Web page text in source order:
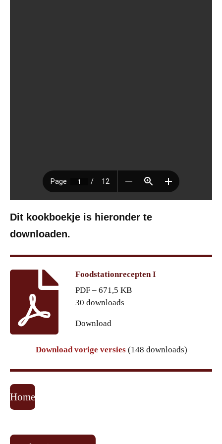
Dit kookboekje is hieronder te
downloaden.
Foodstationrecepten I
PDF – 671,5 KB
30 downloads
Download
Download vorige versies (148 downloads)
Home